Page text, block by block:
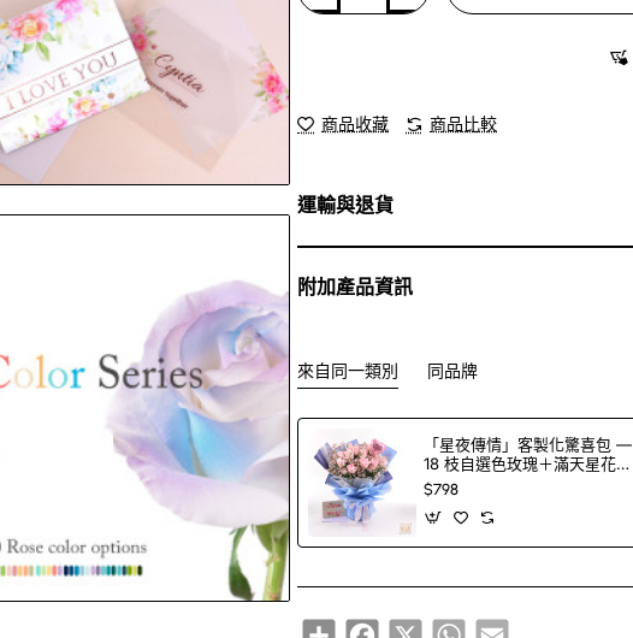
商品收藏 商品比較
運輸與退貨
附加產品資訊
來自同一類別 同品牌
「星夜傳情」客製化驚喜包 —
18 枝自選色玫瑰＋滿天星花束
＋印字氣球（100 色玫瑰任
選）
$798
ShareFacebook
X WhatsApp
Email